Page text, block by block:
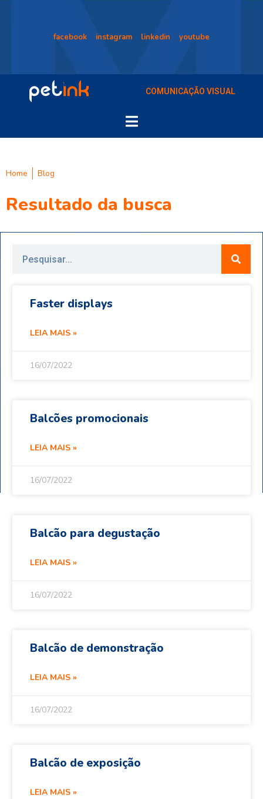
facebook instagram linkedin youtube
COMUNICAÇÃO VISUAL
Home Blog
Resultado da busca
Faster displays
LEIA MAIS »
16/07/2022
Balcões promocionais
LEIA MAIS »
16/07/2022
Balcão para degustação
LEIA MAIS »
16/07/2022
Balcão de demonstração
LEIA MAIS »
16/07/2022
Balcão de exposição
LEIA MAIS »